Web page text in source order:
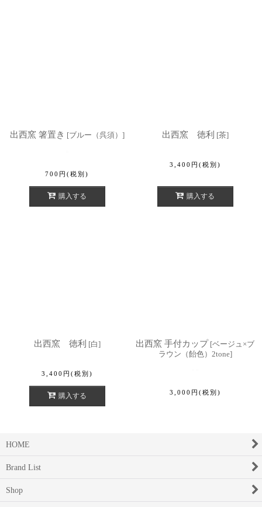
出西窯 箸置き [ブルー（呉須） ]
700 円 (税別)
購入する
出西窯 徳利 [茶]
3,400 円 (税別)
購入する
出西窯 徳利 [白]
3,400 円 (税別)
購入する
出西窯 手付カップ [ベージュ×ブ
ラウン（飴色）2tone]
3,000 円 (税別)
HOME
Brand List
Shop